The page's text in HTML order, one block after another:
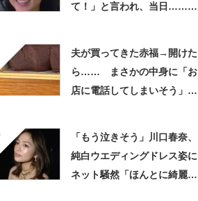
て！」と言われ、当日……ま
夫が買ってきた赤福→開けた
ら…… まさかの中身に「お
店に電話してしまいそう」
「もう泣きそう」川口春奈、
純白ウエディングドレス姿に
ネット騒然「ほんとに綺麗」